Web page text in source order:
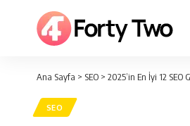
Ana Sayfa > SEO > 2025’in En İyi 12 SEO
SEO